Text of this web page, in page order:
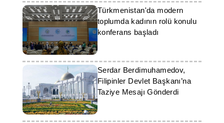
Türkmenistan'da modern
toplumda kadının rolü konulu
konferans başladı
Serdar Berdimuhamedov,
Filipinler Devlet Başkanı’na
Taziye Mesajı Gönderdi